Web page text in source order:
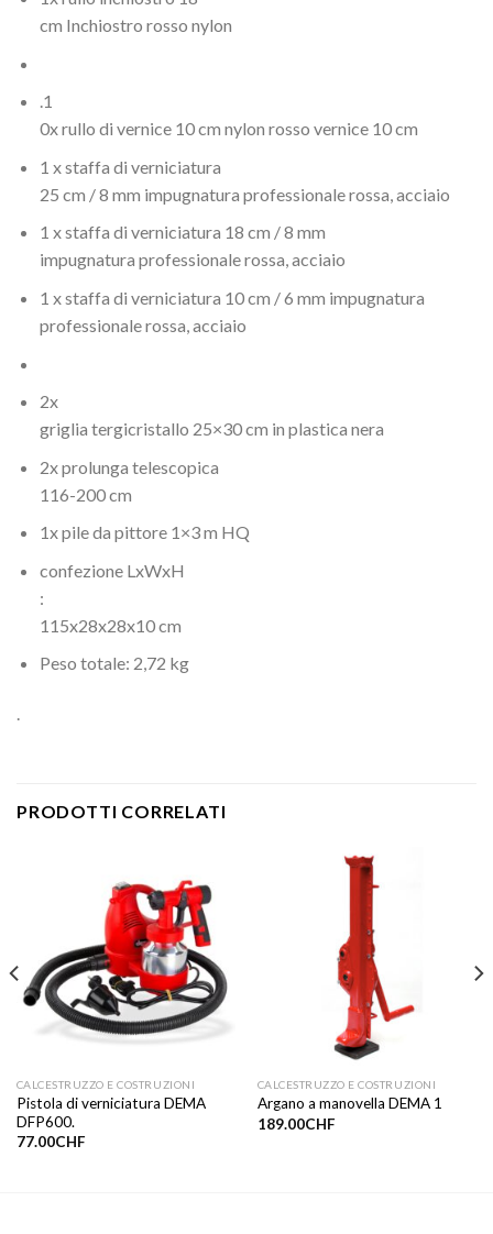
cm Inchiostro rosso nylon
.1
0x rullo di vernice 10 cm nylon rosso vernice 10 cm
1 x staffa di verniciatura
25 cm / 8 mm impugnatura professionale rossa, acciaio
1 x staffa di verniciatura 18 cm / 8 mm
impugnatura professionale rossa, acciaio
1 x staffa di verniciatura 10 cm / 6 mm impugnatura
professionale rossa, acciaio
2x
griglia tergicristallo 25×30 cm in plastica nera
2x prolunga telescopica
116-200 cm
1x pile da pittore 1×3 m HQ
confezione LxWxH
:
115x28x28x10 cm
Peso totale: 2,72 kg
.
PRODOTTI CORRELATI
CALCESTRUZZO E COSTRUZIONI
Pistola di verniciatura DEMA
DFP600.
77.00CHF
CALCESTRUZZO E COSTRUZIONI
Argano a manovella DEMA 1
189.00CHF